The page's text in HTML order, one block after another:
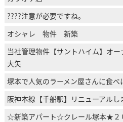
????注意が必要ですね。
オシャレ 物件 新築
当社管理物件【サントハイム】オ
大矢
塚本で人気のラーメン屋さんに食べ
阪神本線【千船駅】リニューアルし
☆新築アパート☆クレール塚本★２